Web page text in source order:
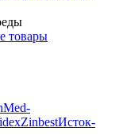
товары
Med-
ZinbestИсток-